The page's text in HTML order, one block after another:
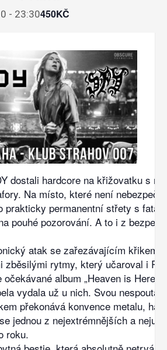
- 23:30450KČ
dostali hardcore na křižovatku s
Na místo, které není
prakticky permanentní střety s
pouhé pozorování. A to i z
atak se zařezávajícím křikem,
zběsilými rytmy, který učaroval i
album „Heaven is Here“
vydala už u nich. Svou
překonává konvence metalu,
jednou z nejextrémnějších a
roku.